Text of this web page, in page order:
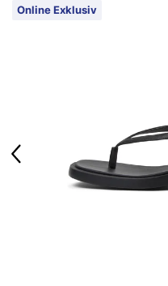
Online Exklusiv